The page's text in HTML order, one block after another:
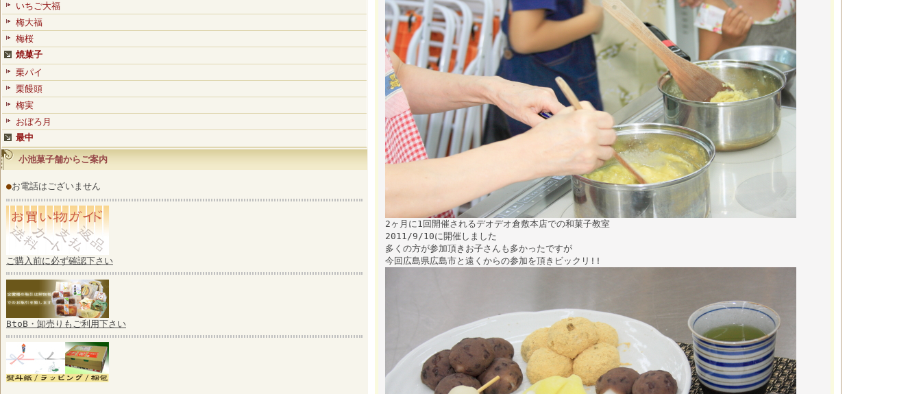
いちご大福
梅大福
梅桜
焼菓子
栗パイ
栗饅頭
梅実
おぼろ月
最中
小池菓子舗からご案内
●お電話はございません
ご購入前に必ず確認下さい
BtoB・卸売りもご利用下さい
2ヶ月に1回開催されるデオデオ倉敷本店での和菓子教室
2011/9/10に開催しました
多くの方が参加頂きお子さんも多かったですが
今回広島県広島市と遠くからの参加を頂きビックリ!!